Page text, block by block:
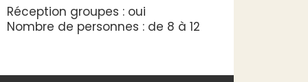
Réception groupes : oui
Nombre de personnes : de 8 à 12